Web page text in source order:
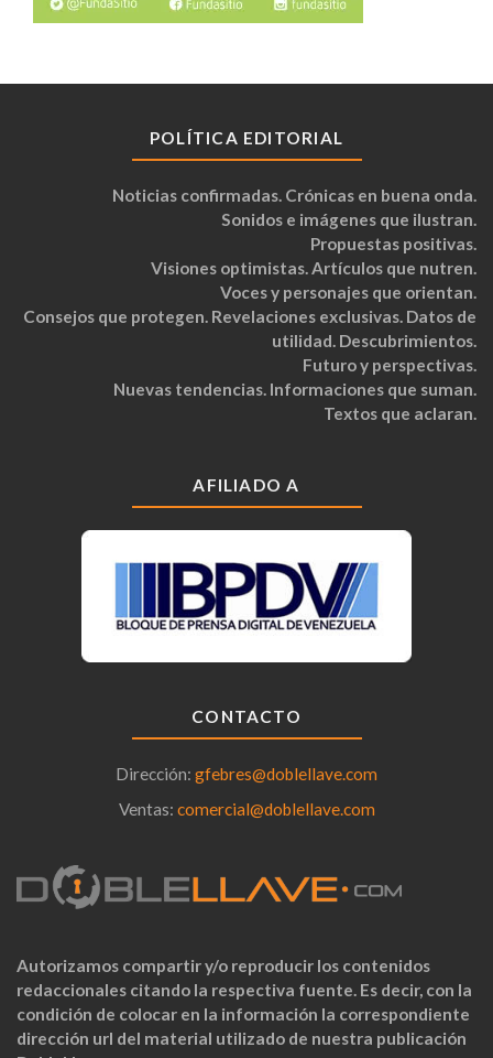
POLÍTICA EDITORIAL
Noticias confirmadas. Crónicas en buena onda.
Sonidos e imágenes que ilustran.
Propuestas positivas.
Visiones optimistas. Artículos que nutren.
Voces y personajes que orientan.
Consejos que protegen. Revelaciones exclusivas. Datos de
utilidad. Descubrimientos.
Futuro y perspectivas.
Nuevas tendencias. Informaciones que suman.
Textos que aclaran.
AFILIADO A
CONTACTO
Dirección: gfebres@doblellave.com
Ventas: comercial@doblellave.com
Autorizamos compartir y/o reproducir los contenidos
redaccionales citando la respectiva fuente. Es decir, con la
condición de colocar en la información la correspondiente
dirección url del material utilizado de nuestra publicación